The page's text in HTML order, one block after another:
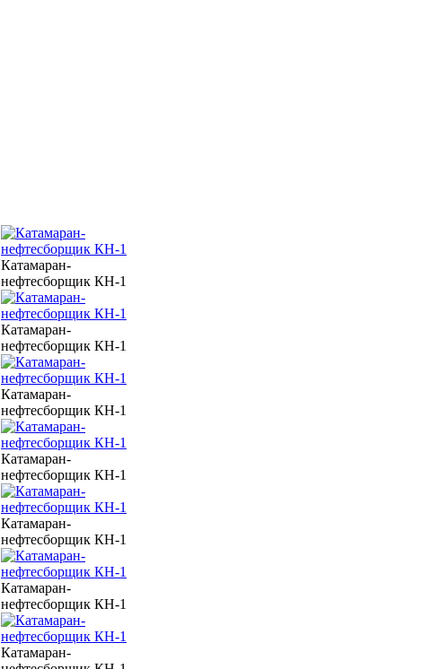
Катамаран-
нефтесборщик КН-1
Катамаран-
нефтесборщик КН-1
Катамаран-
нефтесборщик КН-1
Катамаран-
нефтесборщик КН-1
Катамаран-
нефтесборщик КН-1
Катамаран-
нефтесборщик КН-1
Катамаран-